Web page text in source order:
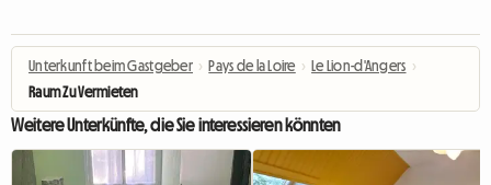
Unterkunft beim Gastgeber › Pays de la Loire › Le Lion-d'Angers ›
Raum Zu Vermieten
Weitere Unterkünfte, die Sie interessieren könnten